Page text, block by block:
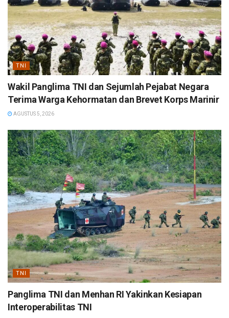
TNI
Wakil Panglima TNI dan Sejumlah Pejabat Negara
Terima Warga Kehormatan dan Brevet Korps Marinir
AGUSTUS 5, 2026
TNI
Panglima TNI dan Menhan RI Yakinkan Kesiapan
Interoperabilitas TNI